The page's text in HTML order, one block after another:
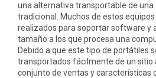
una alternativa transportable de
tradicional. Muchos de estos
realizados para soportar software y
tamaño a los que procesa una
Debido a que este tipo de portátiles
transportados fácilmente de un sitio
conjunto de ventas y características